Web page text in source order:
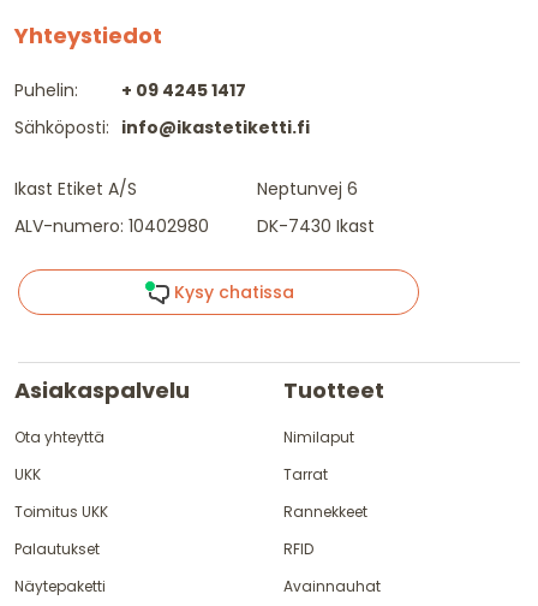
Yhteystiedot
Puhelin:
Sähköposti:
+ 09 4245 1417
info@ikastetiketti.fi
Ikast Etiket A/S
ALV-numero: 10402980
Neptunvej 6
DK-7430 Ikast
Kysy chatissa
Asiakaspalvelu
Ota yhteyttä
UKK
Toimitus UKK
Palautukset
Näytepaketti
Tuotteet
Nimilaput
Tarrat
Rannekkeet
RFID
Avainnauhat